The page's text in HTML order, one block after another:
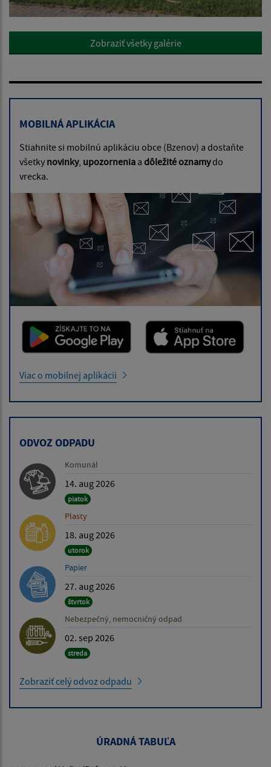
Zobraziť všetky galérie
MOBILNÁ APLIKÁCIA
Stiahnite si mobilnú aplikáciu obce (Bzenov) a dostaňte
všetky novinky, upozornenia a dôležité oznamydo
vrecka.
Viac o mobilnej aplikácii
ODVOZ ODPADU
Komunál
14. aug 2026
piatok
Plasty
18. aug 2026
utorok
Papier
27. aug 2026
štvrtok
Nebezpečný, nemocničný odpad
02. sep 2026
streda
Zobraziť celý odvoz odpadu
ÚRADNÁ TABUĽA